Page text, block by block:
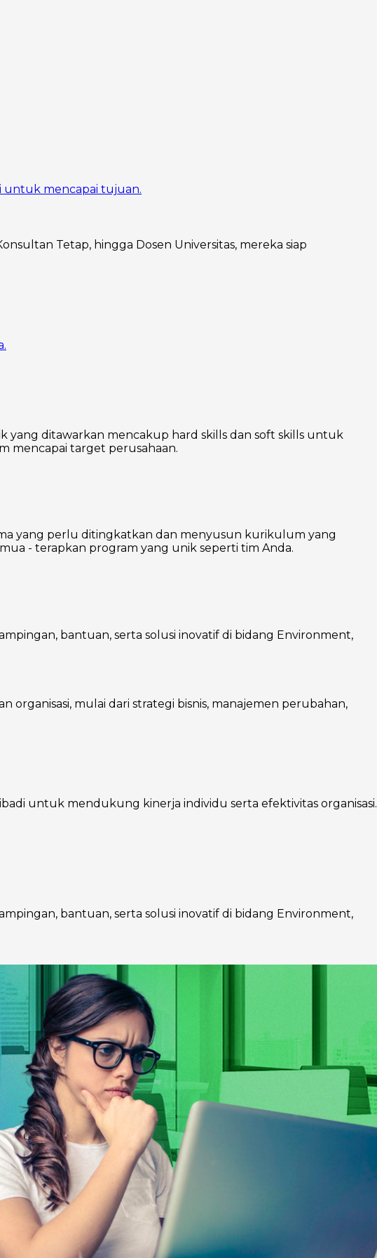
untuk mencapai tujuan.
Tetap, hingga Dosen Universitas, mereka siap
yang ditawarkan mencakup hard skills dan soft skills untuk
mencapai target perusahaan.
yang perlu ditingkatkan dan menyusun kurikulum yang
- terapkan program yang unik seperti tim Anda.
bantuan, serta solusi inovatif di bidang Environment,
mulai dari strategi bisnis, manajemen perubahan,
untuk mendukung kinerja individu serta efektivitas organisasi.
bantuan, serta solusi inovatif di bidang Environment,